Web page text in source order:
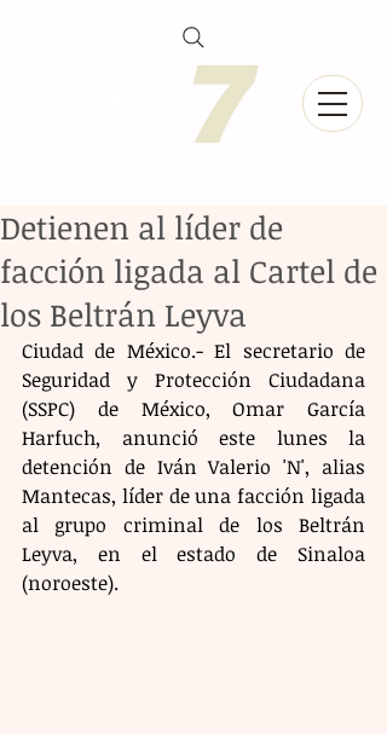
Detienen al líder de
facción ligada al Cartel de
los Beltrán Leyva
Ciudad de México.- El secretario de
Seguridad y Protección Ciudadana
(SSPC) de México, Omar García
Harfuch, anunció este lunes la
detención de Iván Valerio 'N', alias
Mantecas, líder de una facción ligada
al grupo criminal de los Beltrán
Leyva, en el estado de Sinaloa
(noroeste).